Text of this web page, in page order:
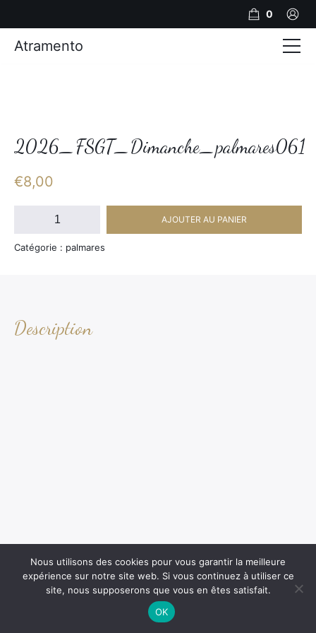
2026_FSGT_Dimanche_palmares061
€8,00
quantité
2026_FSGT_Dimanche_palmares061
AJOUTER AU PANIER
Catégorie : palmares
Description
0
Atramento
Photos
Nous utilisons des cookies pour vous garantir la meilleure
expérience sur notre site web. Si vous continuez à utiliser ce
site, nous supposerons que vous en êtes satisfait.
OK